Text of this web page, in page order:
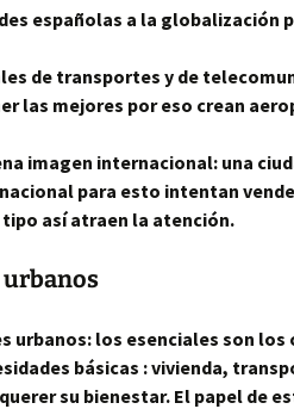
españolas a la globalización
de transportes y de
las mejores por eso crean
imagen internacional: una
para esto intentan
así atraen la atención.
urbanos
urbanos: los esenciales son los
básicas : vivienda,
su bienestar. El papel de